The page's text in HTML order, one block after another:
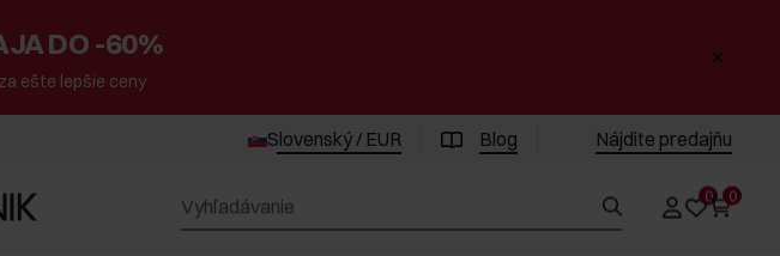
DO -60%
ešte lepšie ceny
Slovenský / EUR Blog Nájdite predajňu
0 0